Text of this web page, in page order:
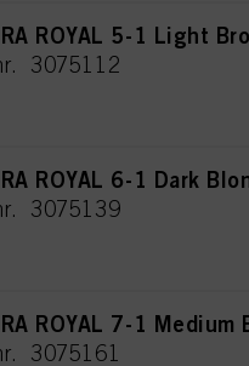
ROYAL 5-1 Light
3075112
ROYAL 6-1 Dark
3075139
ROYAL 7-1
3075161